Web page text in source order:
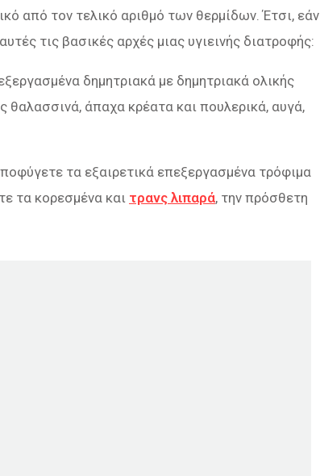
από τον τελικό αριθμό των θερμίδων. Έτσι, εάν
τις βασικές αρχές μιας υγιεινής διατροφής:
δημητριακά με δημητριακά ολικής
άπαχα κρέατα και πουλερικά, αυγά,
τα εξαιρετικά επεξεργασμένα τρόφιμα
τα κορεσμένα και τρανς λιπαρά, την πρόσθετη